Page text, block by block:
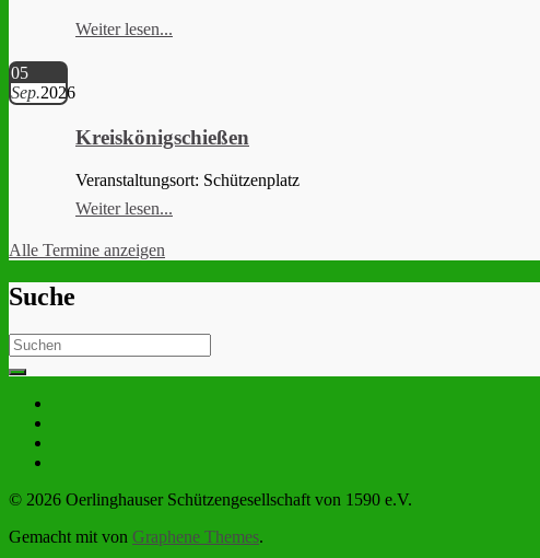
Weiter lesen...
05
Sep.2026
Kreiskönigschießen
Veranstaltungsort: Schützenplatz
Weiter lesen...
Alle Termine anzeigen
Suche
Search
for:
© 2026 Oerlinghauser Schützengesellschaft von 1590 e.V.
Gemacht mit von Graphene Themes.